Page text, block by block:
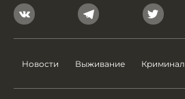
Новости Выживание Криминал